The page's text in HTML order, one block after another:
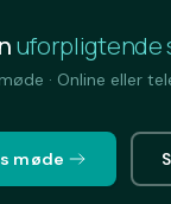
uforpligtende
· Online eller
møde